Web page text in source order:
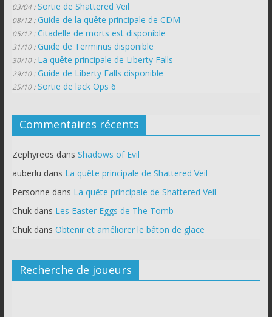
03/04 : Sortie de Shattered Veil
08/12 : Guide de la quête principale de CDM
05/12 : Citadelle de morts est disponible
31/10 : Guide de Terminus disponible
30/10 : La quête principale de Liberty Falls
29/10 : Guide de Liberty Falls disponible
25/10 : Sortie de lack Ops 6
Commentaires récents
Zephyreos dans Shadows of Evil
auberlu dans La quête principale de Shattered Veil
Personne dans La quête principale de Shattered Veil
Chukdans Les Easter Eggs de The Tomb
Chukdans Obtenir et améliorer le bâton de glace
Recherche de joueurs